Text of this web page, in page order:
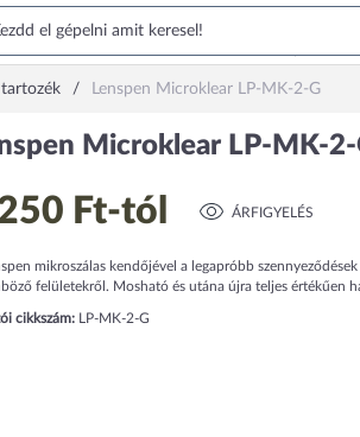
tartozék Lenspen Microklear LP-MK-2-G
Microklear LP-MK-2-
Ft-tól ÁRFIGYELÉS
mikroszálas kendőjével a legapróbb
felületekről. Mosható és utána újra teljes értékűen
cikkszám:LP-MK-2-G